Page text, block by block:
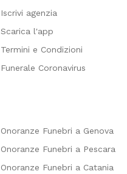
Iscrivi agenzia
Scarica l'app
Termini e Condizioni
Funerale Coronavirus
Onoranze Funebri a Genova
Onoranze Funebri a Pescara
Onoranze Funebri a Catania